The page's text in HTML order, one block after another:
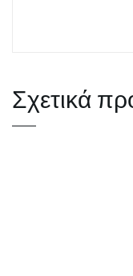
Σχετικά